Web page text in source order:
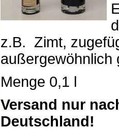
z.B. Zimt,
außergewöhnlich
Menge 0,1 l
Versand nur
Deutschland!